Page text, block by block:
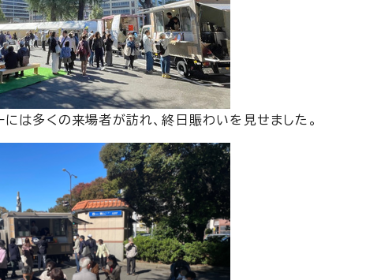
には多くの来場者が訪れ、終日賑わいを見せました。